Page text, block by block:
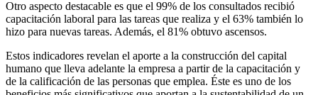
Otro aspecto destacable es que el 99% de los consultados recibió
capacitación laboral para las tareas que realiza y el 63% también lo
hizo para nuevas tareas. Además, el 81% obtuvo ascensos.
Estos indicadores revelan el aporte a la construcción del capital
humano que lleva adelante la empresa a partir de la capacitación y
de la calificación de las personas que emplea. Éste es uno de los